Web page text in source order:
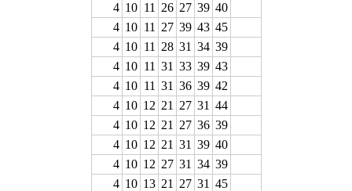
4 10 11 26 27 39 40
4 10 11 27 39 43 45
4 10 11 28 31 34 39
4 10 11 31 33 39 43
4 10 11 31 36 39 42
4 10 12 21 27 31 44
4 10 12 21 27 36 39
4 10 12 21 31 39 40
4 10 12 27 31 34 39
4 10 13 21 27 31 45